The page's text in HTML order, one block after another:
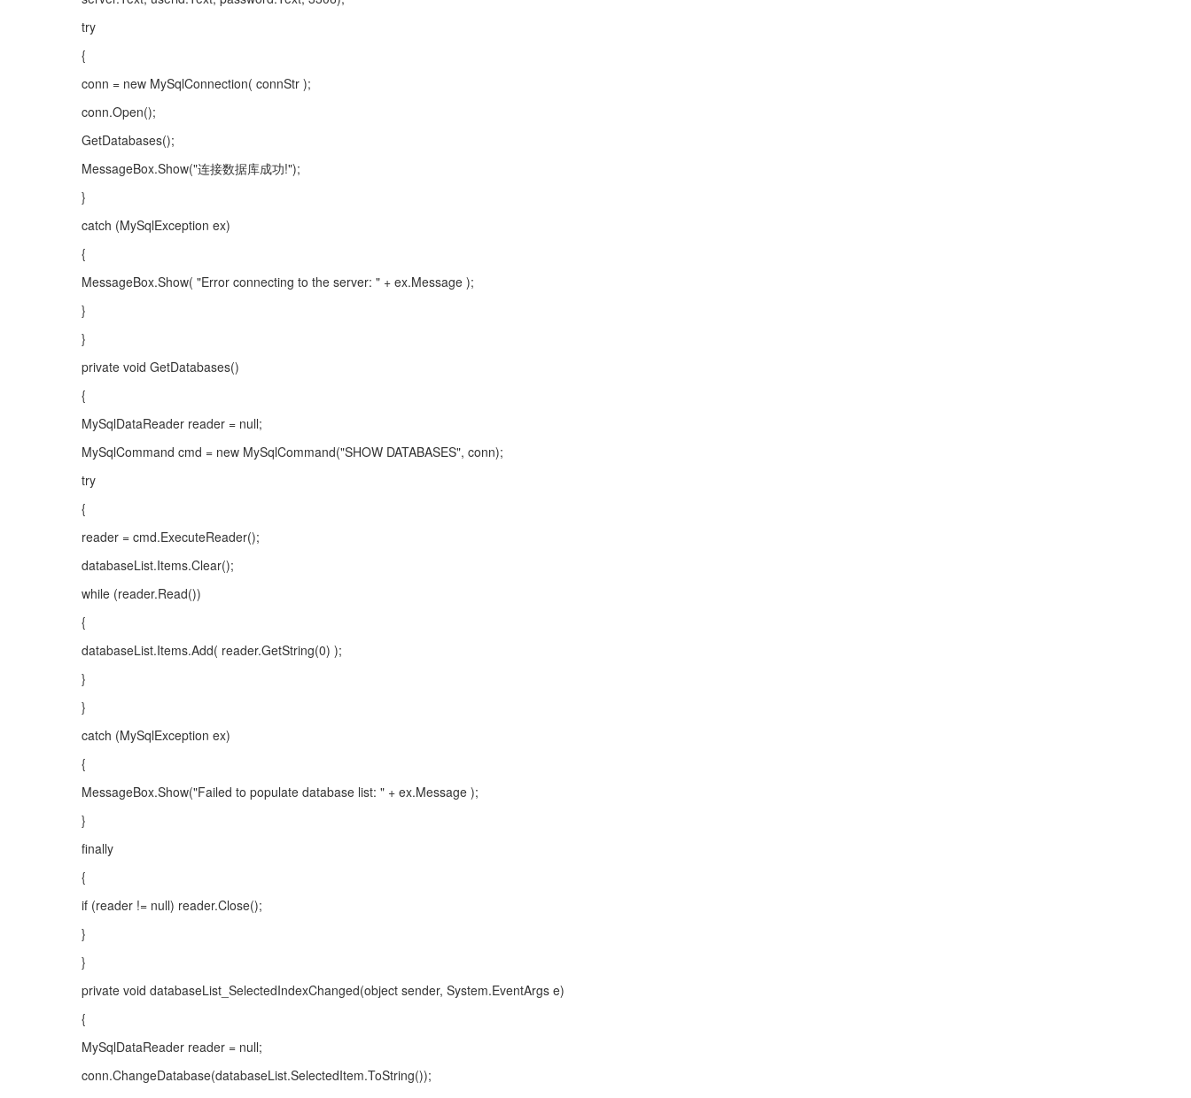
try
{
conn = new MySqlConnection( connStr );
conn.Open();
GetDatabases();
MessageBox.Show("连接数据库成功!");
}
catch (MySqlException ex)
{
MessageBox.Show( "Error connecting to the server: " + ex.Message );
}
}
private void GetDatabases()
{
MySqlDataReader reader = null;
MySqlCommand cmd = new MySqlCommand("SHOW DATABASES", conn);
try
{
reader = cmd.ExecuteReader();
databaseList.Items.Clear();
while (reader.Read())
{
databaseList.Items.Add( reader.GetString(0) );
}
}
catch (MySqlException ex)
{
MessageBox.Show("Failed to populate database list: " + ex.Message );
}
finally
{
if (reader != null) reader.Close();
}
}
private void databaseList_SelectedIndexChanged(object sender, System.EventArgs e)
{
MySqlDataReader reader = null;
conn.ChangeDatabase(databaseList.SelectedItem.ToString());